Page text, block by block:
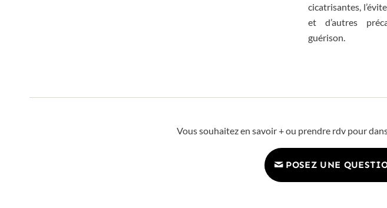
cicatrisantes,
et d’autres
guérison.
Vous souhaitez en savoir + ou prendre rdv pour
POSEZ UNE